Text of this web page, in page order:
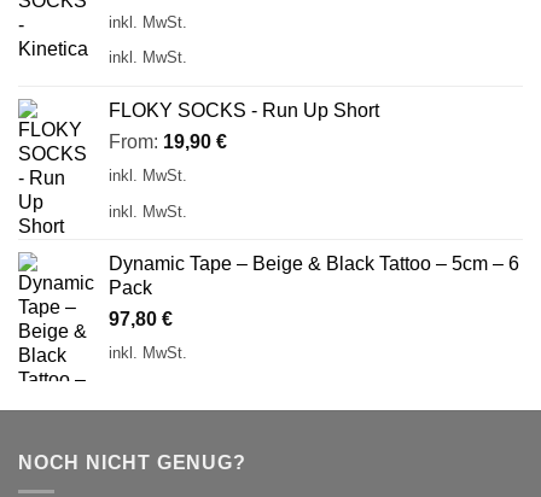
inkl. MwSt.
inkl. MwSt.
FLOKY SOCKS - Run Up Short
From: 19,90 €
inkl. MwSt.
inkl. MwSt.
Dynamic Tape – Beige & Black Tattoo – 5cm – 6
Pack
97,80 €
inkl. MwSt.
NOCH NICHT GENUG?